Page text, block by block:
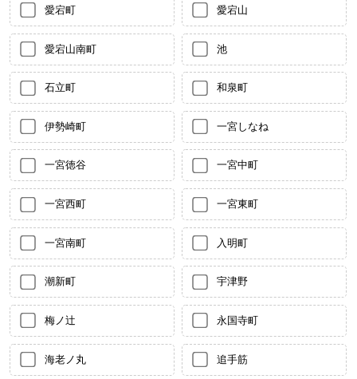
愛宕町 愛宕山
愛宕山南町 池
石立町 和泉町
伊勢崎町 一宮しなね
一宮徳谷 一宮中町
一宮西町 一宮東町
一宮南町 入明町
潮新町 宇津野
梅ノ辻 永国寺町
海老ノ丸 追手筋